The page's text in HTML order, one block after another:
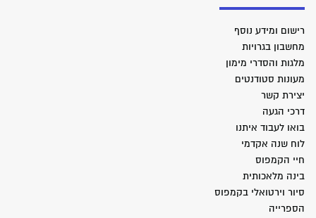
רישום ומידע נוסף
מחשבון בגרויות
מלגות והסדרי מימון
מעונות סטודנטים
יצירת קשר
דרכי הגעה
בואו לעבוד איתנו
לוח שנה אקדמי
חיי הקמפוס
בינה מלאכותית
סיור וירטואלי בקמפוס
הספרייה